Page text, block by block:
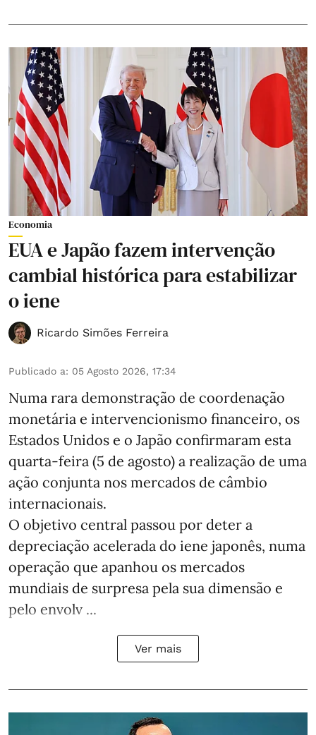
Economia
EUA e Japão fazem intervenção
cambial histórica para estabilizar
o iene
Ricardo Simões Ferreira
Publicado a: 05 Agosto 2026, 17:34
Numa rara demonstração de coordenação
monetária e intervencionismo financeiro, os
Estados Unidos e o Japão confirmaram esta
quarta-feira (5 de agosto) a realização de uma
ação conjunta nos mercados de câmbio
internacionais.
O objetivo central passou por deter a
depreciação acelerada do iene japonês, numa
operação que apanhou os mercados
mundiais de surpresa pela sua dimensão e
pelo envolv ...
Ver mais